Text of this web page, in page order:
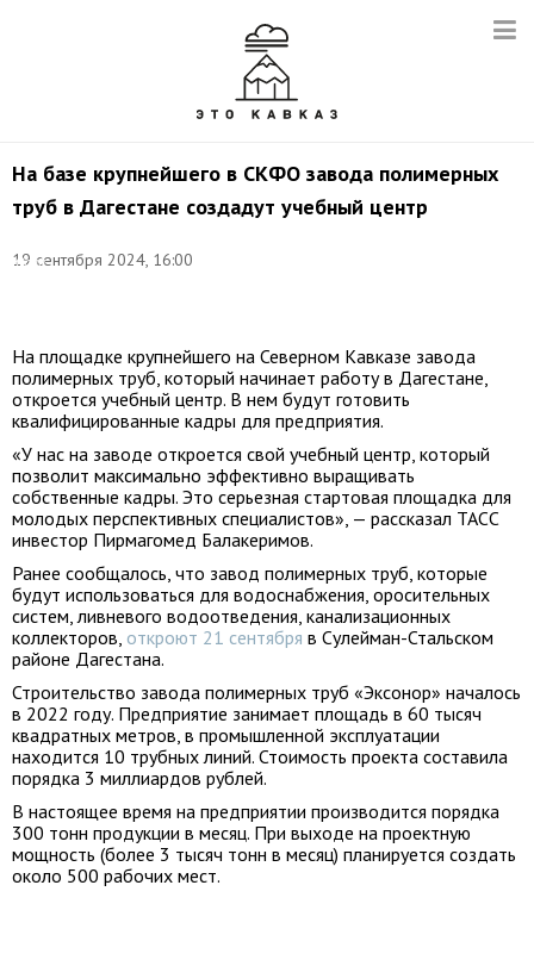
На базе крупнейшего в СКФО завода полимерных
труб в Дагестане создадут учебный центр
19 сентября 2024, 16:00
Юрий
На площадке крупнейшего на Северном Кавказе завода
полимерных труб, который начинает работу в Дагестане,
откроется учебный центр. В нем будут готовить
квалифицированные кадры для предприятия.
«У нас на заводе откроется свой учебный центр, который
позволит максимально эффективно выращивать
собственные кадры. Это серьезная стартовая площадка для
молодых перспективных специалистов», — рассказал ТАСС
инвестор Пирмагомед Балакеримов.
Ранее сообщалось, что завод полимерных труб, которые
будут использоваться для водоснабжения, оросительных
систем, ливневого водоотведения, канализационных
коллекторов, откроют 21 сентября в Сулейман-Стальском
районе Дагестана.
Строительство завода полимерных труб «Эксонор» началось
в 2022 году. Предприятие занимает площадь в 60 тысяч
квадратных метров, в промышленной эксплуатации
находится 10 трубных линий. Стоимость проекта составила
порядка 3 миллиардов рублей.
В настоящее время на предприятии производится порядка
300 тонн продукции в месяц. При выходе на проектную
мощность (более 3 тысяч тонн в месяц) планируется создать
около 500 рабочих мест.